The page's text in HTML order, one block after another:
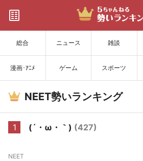
総合 ニュース 雑談
漫画･ｱﾆﾒ ゲーム スポーツ
サイトを更新
NEET勢いランキング
1 (´・ω・｀) (427)
NEET